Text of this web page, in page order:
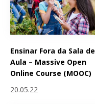
Ensinar Fora da Sala de
Aula – Massive Open
Online Course (MOOC)
20.05.22